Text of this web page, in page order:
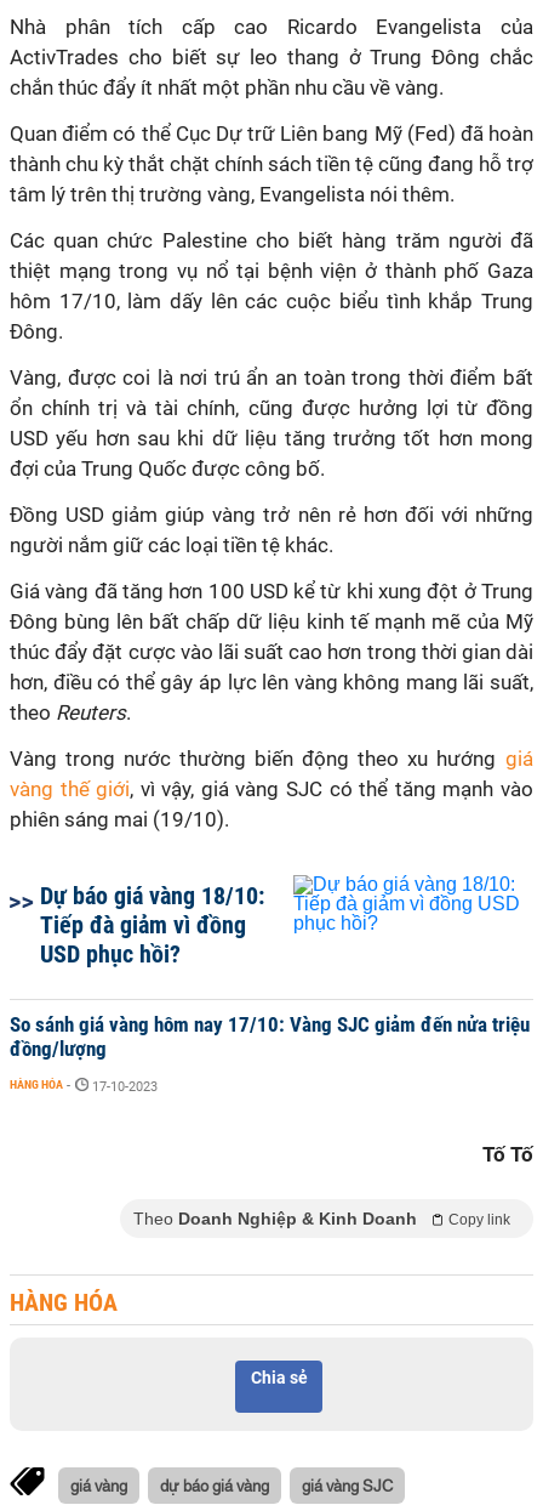
Nhà phân tích cấp cao Ricardo Evangelista của
ActivTrades cho biết sự leo thang ở Trung Đông chắc
chắn thúc đẩy ít nhất một phần nhu cầu về vàng.
Quan điểm có thể Cục Dự trữ Liên bang Mỹ (Fed) đã hoàn
thành chu kỳ thắt chặt chính sách tiền tệ cũng đang hỗ trợ
tâm lý trên thị trường vàng, Evangelista nói thêm.
Các quan chức Palestine cho biết hàng trăm người đã
thiệt mạng trong vụ nổ tại bệnh viện ở thành phố Gaza
hôm 17/10, làm dấy lên các cuộc biểu tình khắp Trung
Đông.
Vàng, được coi là nơi trú ẩn an toàn trong thời điểm bất
ổn chính trị và tài chính, cũng được hưởng lợi từ đồng
USD yếu hơn sau khi dữ liệu tăng trưởng tốt hơn mong
đợi của Trung Quốc được công bố.
Đồng USD giảm giúp vàng trở nên rẻ hơn đối với những
người nắm giữ các loại tiền tệ khác.
Giá vàng đã tăng hơn 100 USD kể từ khi xung đột ở Trung
Đông bùng lên bất chấp dữ liệu kinh tế mạnh mẽ của Mỹ
thúc đẩy đặt cược vào lãi suất cao hơn trong thời gian dài
hơn, điều có thể gây áp lực lên vàng không mang lãi suất,
theo Reuters.
Vàng trong nước thường biến động theo xu hướng giá
vàng thế giới, vì vậy, giá vàng SJC có thể tăng mạnh vào
phiên sáng mai (19/10).
Dự báo giá vàng 18/10:
Tiếp đà giảm vì đồng
USD phục hồi?
So sánh giá vàng hôm nay 17/10: Vàng SJC giảm đến nửa triệu
đồng/lượng
HÀNG HÓA - 17-10-2023
Tố Tố
Theo Doanh Nghiệp & Kinh Doanh Copy link
HÀNG HÓA
Chia sẻ
giá vàng dự báo giá vàng giá vàng SJC